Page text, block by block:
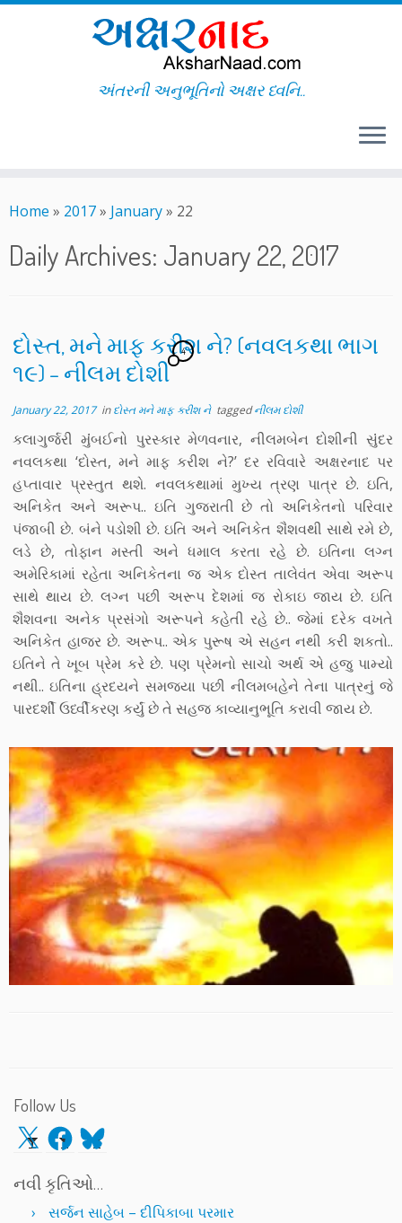
to
અંતરની અનુભૂતિનો અક્ષર ધ્વનિ..
Home » 2017» January» 22
Daily Archives: January 22, 2017
દોસ્ત, મને માફ કરીશ ને? (નવલકથા ભાગ
૧૯) – નીલમ દોશી
4
January 22, 2017inદોસ્ત મને માફ કરીશ ને taggedનીલમ દોશી
કલાગુર્જરી મુંંબઈનો પુરસ્કાર મેળવનાર, નીલમબેન દોશીની સુંંદર
નવલકથા ‘દોસ્ત, મને માફ કરીશ ને?’ દર રવિવારે અક્ષરનાદ પર
હપ્તાવાર પ્રસ્તુત થશે. નવલકથામાં મુખ્ય ત્રણ પાત્ર છે. ઇતિ,
અનિકેત અને અરૂપ.. ઇતિ ગુજરાતી છે તો અનિકેતનો પરિવાર
પંજાબી છે. બંને પડોશી છે. ઇતિ અને અનિકેત શૈશવથી સાથે રમે છે,
લડે છે, તોફાન મસ્તી અને ધમાલ કરતા રહે છે. ઇતિના લગ્ન
અમેરિકામાં રહેતા અનિકેતના જ એક દોસ્ત તાલેવંત એવા અરૂપ
સાથે થાય છે. લગ્ન પછી અરૂપ દેશમાં જ રોકાઇ જાય છે. ઇતિ
શૈશવના અનેક પ્રસંગો અરૂપને કહેતી રહે છે.. જેમાં દરેક વખતે
અનિકેત હાજર છે. અરૂપ.. એક પુરૂષ એ સહન નથી કરી શકતો..
ઇતિને તે ખૂબ પ્રેમ કરે છે. પણ પ્રેમનો સાચો અર્થ એ હજુ પામ્યો
નથી.. ઇતિના હ્રદયને સમજયા પછી નીલમબહેને તેના પાત્રનું જે
પારદર્શી ઉર્ધ્વીકરણ કર્યું છે તે સહજ કાવ્યાનુભૂતિ કરાવી જાય છે.
Follow Us
X Facebook
Bluesky
નવી કૃતિઓ…
સર્જન સાહેબ – દીપિકાબા પરમાર